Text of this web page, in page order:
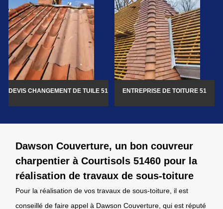
DEVIS CHANGEMENT DE TUILE 51 ENTREPRISE DE TOITURE 51
Dawson Couverture, un bon couvreur
charpentier à Courtisols 51460 pour la
réalisation de travaux de sous-toiture
Pour la réalisation de vos travaux de sous-toiture, il est
conseillé de faire appel à Dawson Couverture, qui est réputé